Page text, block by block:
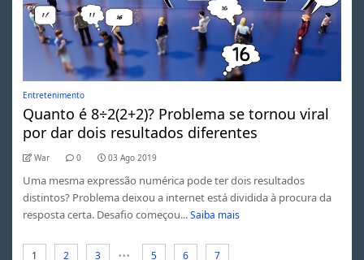
Entretenimento
Quanto é 8÷2(2+2)? Problema se tornou viral
por dar dois resultados diferentes
War 0 03 Ago 2019
Uma mesma expressão numérica pode ter dois resultados
distintos? Problema deixou a internet está dividida à procura da
resposta certa. Desafio começou... Saiba mais
1 2 3 ... 5 6 7